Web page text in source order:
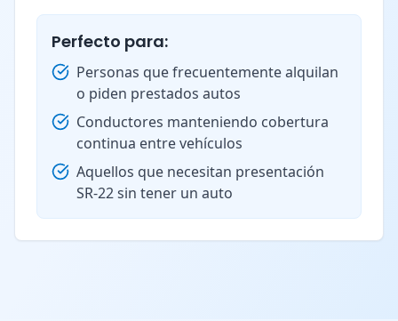
Perfecto para:
Personas que frecuentemente alquilan
o piden prestados autos
Conductores manteniendo cobertura
continua entre vehículos
Aquellos que necesitan presentación
SR-22 sin tener un auto